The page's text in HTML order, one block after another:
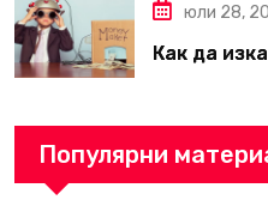
юли 28,
Как да
Популярни